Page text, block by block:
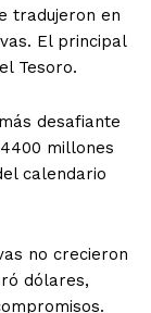
tradujeron en
El principal
Tesoro.
desafiante
millones
calendario
no crecieron
dólares,